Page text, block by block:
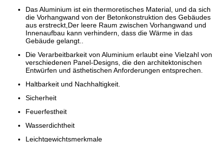
Das Aluminium ist ein thermoretisches Material, und da sich
die Vorhangwand von der Betonkonstruktion des Gebäudes
aus erstreckt,Der leere Raum zwischen Vorhangwand und
Innenaufbau kann verhindern, dass die Wärme in das
Gebäude gelangt..
Die Verarbeitbarkeit von Aluminium erlaubt eine Vielzahl von
verschiedenen Panel-Designs, die den architektonischen
Entwürfen und ästhetischen Anforderungen entsprechen.
Haltbarkeit und Nachhaltigkeit.
Sicherheit
Feuerfestheit
Wasserdichtheit
Leichtgewichtsmerkmale